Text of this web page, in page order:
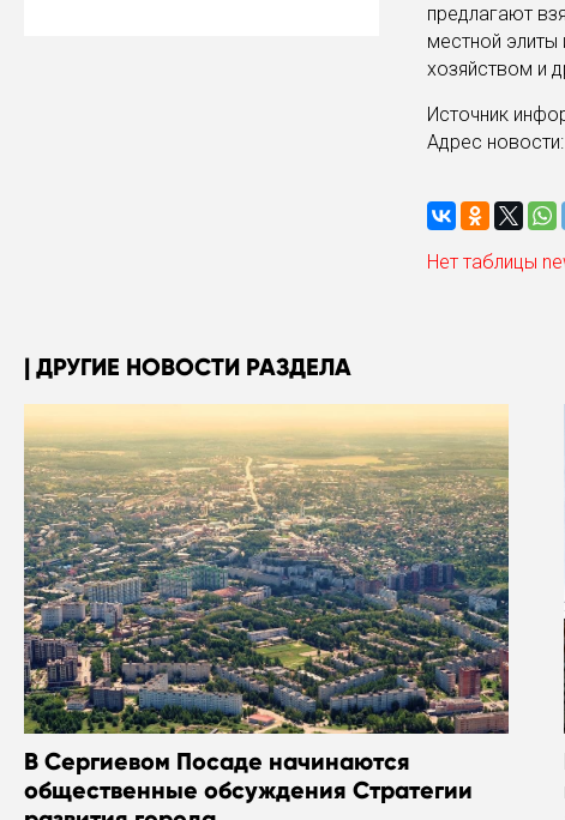
предлагают
местной
хозяйством и
Источник
Адрес новости:
Нет таблицы
ДРУГИЕ НОВОСТИ РАЗДЕЛА
В Сергиевом Посаде начинаются
общественные обсуждения Стратегии